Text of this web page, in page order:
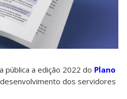
pública a edição 2022 do Plano
dos servidores